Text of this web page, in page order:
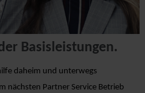
Basisleistungen.
daheim und unterwegs
nächsten Partner Service Betrieb